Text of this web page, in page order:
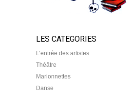
LES CATEGORIES
L’entrée des artistes
Théâtre
Marionnettes
Danse